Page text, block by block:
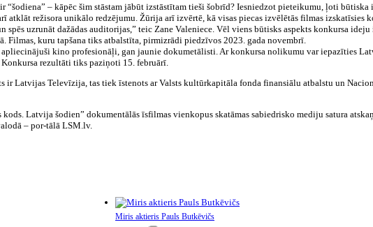
– kāpēc šim stāstam jābūt izstāstītam tieši šobrīd? Iesniedzot pieteikumu, ļoti būtiska
atklāt režisora unikālo redzējumu. Žūrija arī izvērtē, kā visas piecas izvēlētās filmas izskatīsies
spēs uzrunāt dažādas auditorijas,” teic Zane Valeniece. Vēl viens būtisks aspekts konkursa
Filmas, kuru tapšana tiks atbalstīta, pirmizrādi piedzīvos 2023. gada novembrī.
kino profesionāļi, gan jaunie dokumetālisti. Ar konkursa nolikumu var iepazīties
Konkursa rezultāti tiks paziņoti 15. februārī.
ir Latvijas Televīzija, tas tiek īstenots ar Valsts kultūrkapitāla fonda finansiālu atbalstu un
kods. Latvija šodien” dokumentālās īsfilmas vienkopus skatāmas sabiedrisko mediju satura
– por-tālā LSM.lv.
Miris aktieris Pauls Butkēvičs